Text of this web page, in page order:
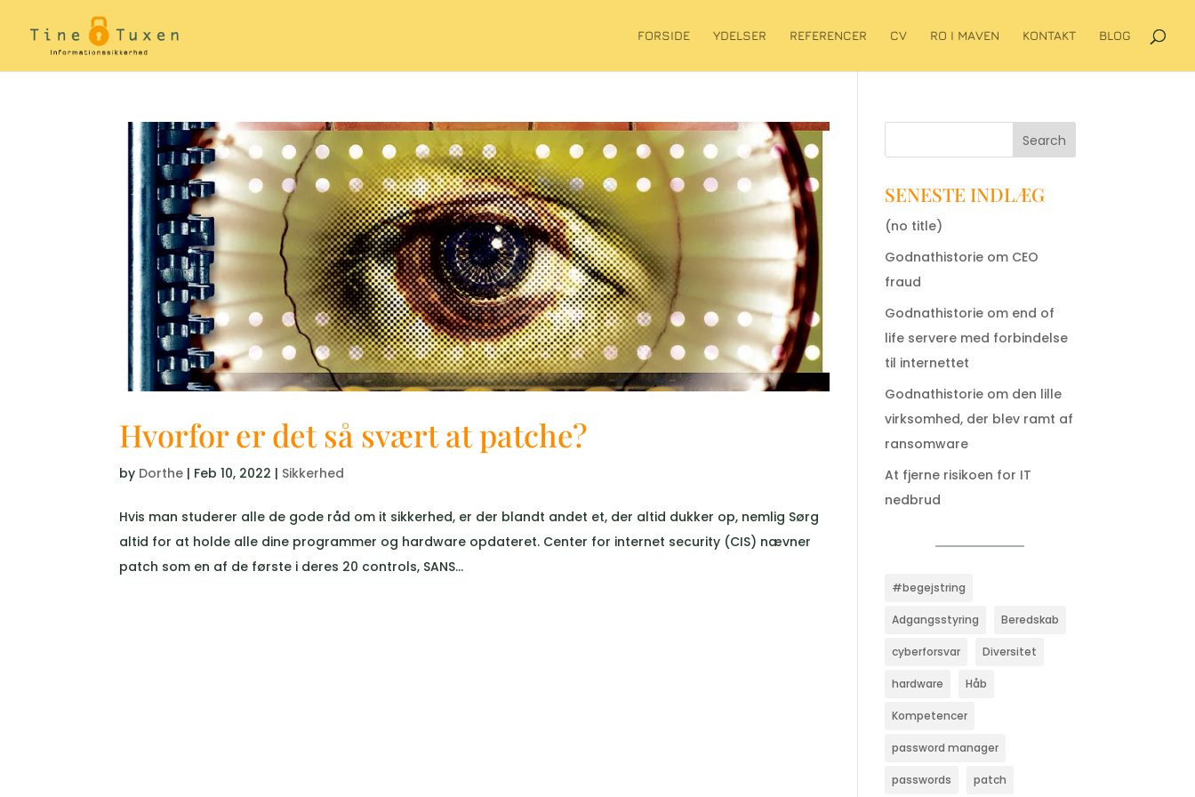
FORSIDE YDELSER REFERENCER CV RO I MAVEN KONTAKT BLOG
Hvorfor er det så svært at patche?
by Dorthe | Feb 10, 2022 | Sikkerhed
Hvis man studerer alle de gode råd om it sikkerhed, er der blandt andet et, der altid dukker op, nemlig Sørg
altid for at holde alle dine programmer og hardware opdateret. Center for internet security (CIS) nævner
patch som en af de første i deres 20 controls, SANS...
Search
SENESTE INDLÆG
(no title)
Godnathistorie om CEO
fraud
Godnathistorie om end of
life servere med forbindelse
til internettet
Godnathistorie om den lille
virksomhed, der blev ramt af
ransomware
At fjerne risikoen for IT
nedbrud
#begejstring
Adgangsstyring Beredskab
cyberforsvar Diversitet
hardware Håb
Kompetencer
password manager
passwords patch